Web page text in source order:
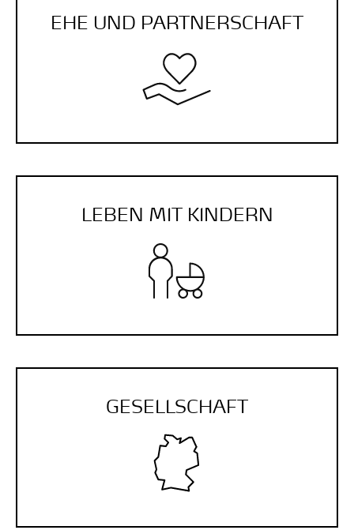
EHE UND PARTNER­SCHAFT
LEBEN MIT KINDERN
GESELLSCHAFT